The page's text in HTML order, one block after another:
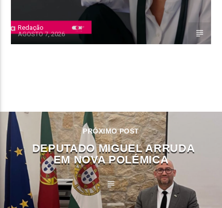
Redação
AGOSTO 7, 2026
PRÓXIMO POST
DEPUTADO MIGUEL ARRUDA
EM NOVA POLÉMICA